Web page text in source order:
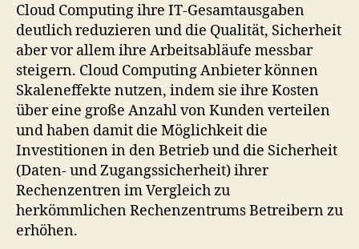
Cloud Computing ihre IT-Gesamtausgaben
deutlich reduzieren und die Qualität, Sicherheit
aber vor allem ihre Arbeitsabläufe messbar
steigern. Cloud Computing Anbieter können
Skaleneffekte nutzen, indem sie ihre Kosten
über eine große Anzahl von Kunden verteilen
und haben damit die Möglichkeit die
Investitionen in den Betrieb und die Sicherheit
(Daten- und Zugangssicherheit) ihrer
Rechenzentren im Vergleich zu
herkömmlichen Rechenzentrums Betreibern zu
erhöhen.